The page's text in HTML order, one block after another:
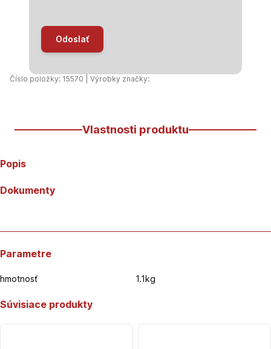
Odoslať
Číslo položky: 15570 | Výrobky značky:
Vlastnosti produktu
Popis
Dokumenty
Parametre
hmotnosť 1.1kg
Súvisiace produkty